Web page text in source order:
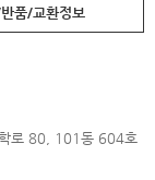
품/교환정보
학로 80, 101동 604호